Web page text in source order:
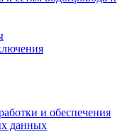
и обеспечения
данных